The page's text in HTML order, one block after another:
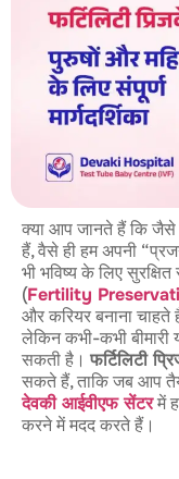
क्या आप जानते हैं कि जैसे
हैं, वैसे ही हम अपनी
भी भविष्य के लिए
(Fertility
और करियर बनाना चाहते
लेकिन कभी-कभी बीमारी
सकती है।फर्टिलिटी
सकते हैं, ताकि जब आप
देवकी आईवीएफ सेंटरमें
करने में मदद करते हैं।